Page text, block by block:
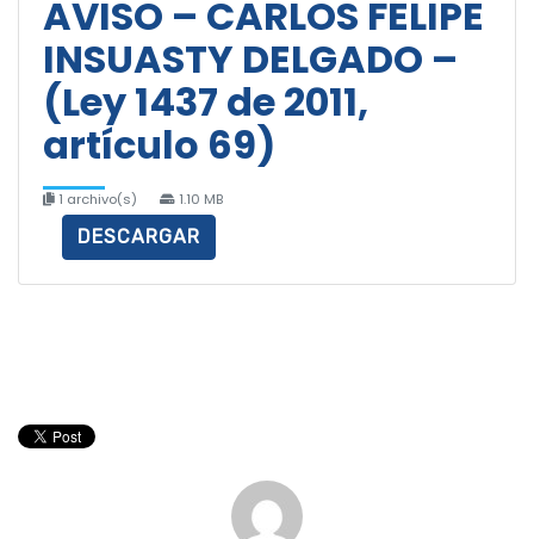
AVISO – CARLOS FELIPE
INSUASTY DELGADO –
(Ley 1437 de 2011,
artículo 69)
1 archivo(s) 1.10 MB
DESCARGAR